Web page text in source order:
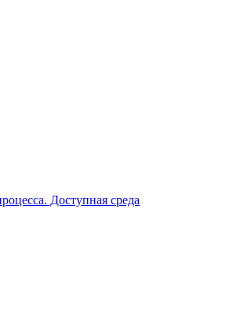
Доступная среда